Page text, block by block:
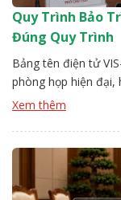
Quy Trình Bảo
Đúng Quy Trình
Bảng tên điện tử
phòng họp hiện
điều khiển trung
[…]
Xem thêm